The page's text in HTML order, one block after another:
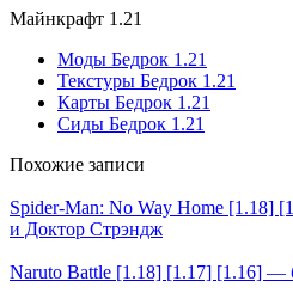
Майнкрафт 1.21
Моды Бедрок 1.21
Текстуры Бедрок 1.21
Карты Бедрок 1.21
Сиды Бедрок 1.21
Похожие записи
Spider-Man: No Way Home [1.18]
и Доктор Стрэндж
Naruto Battle [1.18] [1.17] [1.16] —